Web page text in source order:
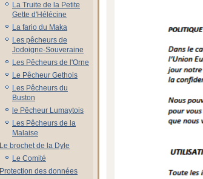
La Truite de la Petite
Gette d'Hélécine
La fario du Maka
Les pêcheurs de
Jodoigne-Souveraine
Les Pêcheurs de l'Orne
Le Pêcheur Gethois
Les Pêcheurs du
Buston
le Pêcheur Lumaytois
Les Pêcheurs de la
Malaise
Le brochet de la Dyle
Le Comité
Protection des données